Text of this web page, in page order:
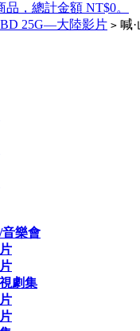
，總計金額 NT$0。
25G—大陸影片 > 喊
樂會
劇集